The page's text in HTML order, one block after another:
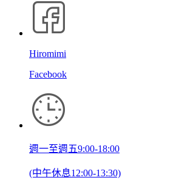
Hiromimi
Facebook
週一至週五9:00-18:00
(中午休息12:00-13:30)